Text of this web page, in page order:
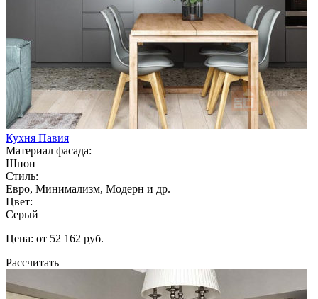
Кухня Павия
Материал фасада:
Шпон
Стиль:
Евро, Минимализм, Модерн и др.
Цвет:
Серый
Цена: от 52 162 руб.
Рассчитать